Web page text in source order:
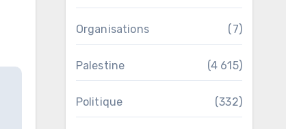
Organisations (7)
Palestine (4 615)
Politique (332)